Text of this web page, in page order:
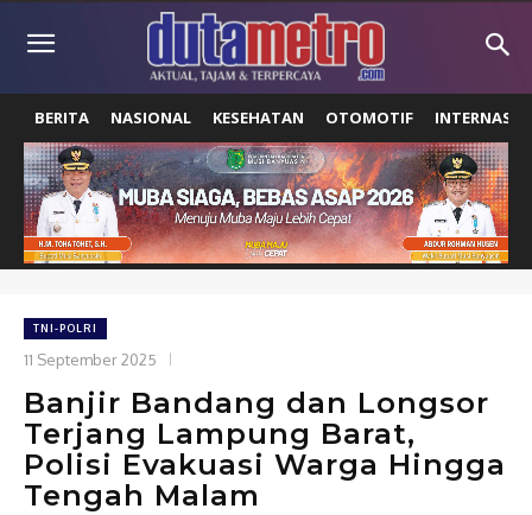
BERITA NASIONAL KESEHATAN OTOMOTIF
TNI-POLRI
11 September 2025
Banjir Bandang dan Longsor
Terjang Lampung Barat,
Polisi Evakuasi Warga Hingga
Tengah Malam